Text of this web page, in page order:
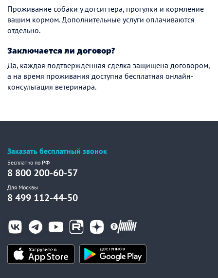
Проживание собаки у догситтера, прогулки и кормление
вашим кормом. Дополнительные услуги оплачиваются
отдельно.
Заключается ли договор?
Да, каждая подтверждённая сделка защищена договором,
а на время проживания доступна бесплатная онлайн-
консультация ветеринара.
Заказать бесплатный звонок
Бесплатно по РФ
8 800 200-60-57
Для Москвы
8 499 112-44-50